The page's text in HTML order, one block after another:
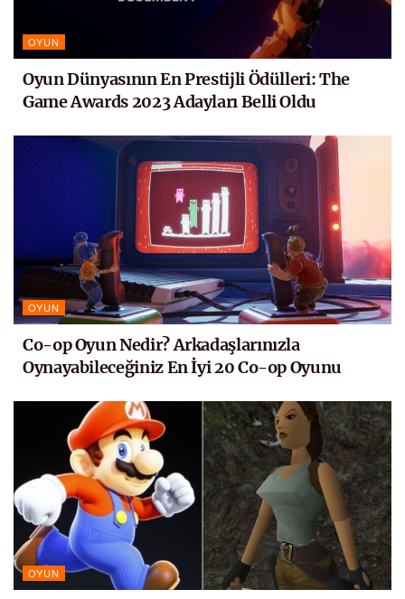
OYUN
Oyun Dünyasının En Prestijli Ödülleri: The
Game Awards 2023 Adayları Belli Oldu
OYUN
Co-op Oyun Nedir? Arkadaşlarınızla
Oynayabileceğiniz En İyi 20 Co-op Oyunu
OYUN